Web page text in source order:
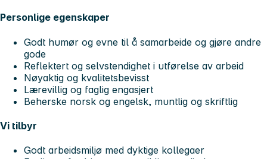
Personlige egenskaper
Godt humør og evne til å samarbeide og gjøre andre
gode
Reflektert og selvstendighet i utførelse av arbeid
Nøyaktig og kvalitetsbevisst
Lærevillig og faglig engasjert
Beherske norsk og engelsk, muntlig og skriftlig
Vi tilbyr
Godt arbeidsmiljø med dyktige kollegaer